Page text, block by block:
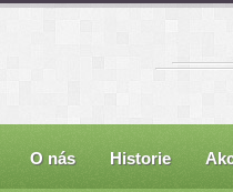
O nás Historie